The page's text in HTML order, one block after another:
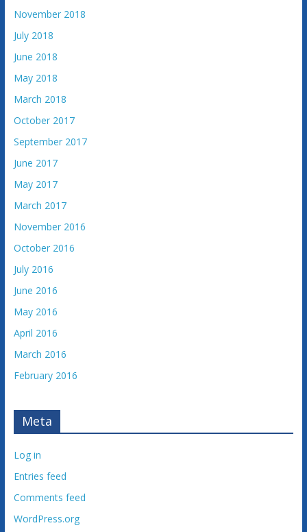
November 2018
July 2018
June 2018
May 2018
March 2018
October 2017
September 2017
June 2017
May 2017
March 2017
November 2016
October 2016
July 2016
June 2016
May 2016
April 2016
March 2016
February 2016
Meta
Log in
Entries feed
Comments feed
WordPress.org